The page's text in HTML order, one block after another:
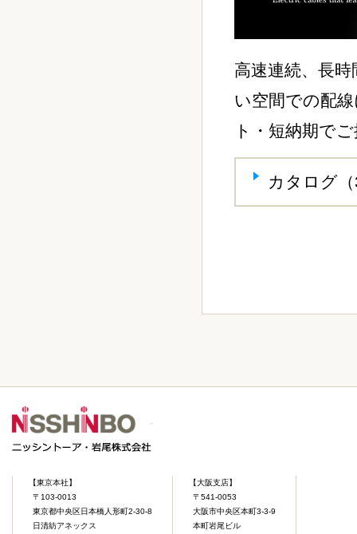
高速連続、長
い空間での配
ト・短納期で
カタログ
【東京本社】
〒103-0013
東京都中央区日本橋人形町2-30-8
日清紡アネックス
【大阪支店】
〒541-0053
大阪市中央区本町3-3-9
本町岩尾ビル